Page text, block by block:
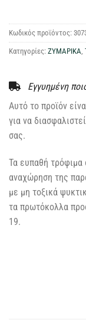
Κωδικός προϊόντος:
Κατηγορίες: ΖΥΜΑΡΙΚΑ,
Εγγυημένη
Αυτό το προϊόν
για να
σας.
Τα ευπαθή τρόφιμα
αναχώρηση της
με μη τοξικά
τα πρωτόκολλα
19.